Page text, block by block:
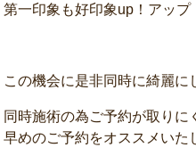
第一印象も好印象up！アッ
この機会に是非同時に綺麗
同時施術の為ご予約が取り
早めのご予約をオススメいた